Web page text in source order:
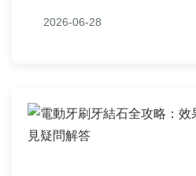
聖結石之旅。無論是自由行
2026-06-28